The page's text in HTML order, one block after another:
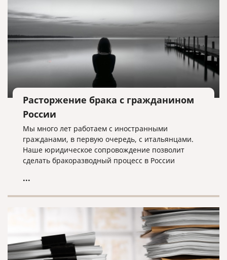
Расторжение брака с гражданином
России
Мы много лет работаем с иностранными
гражданами, в первую очередь, с итальянцами.
Наше юридическое сопровождение позволит
сделать бракоразводный процесс в России
...